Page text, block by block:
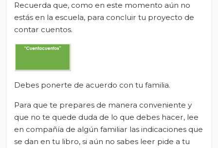
Recuerda que, como en este momento aún no
estás en la escuela, para concluir tu proyecto de
contar cuentos.
Debes ponerte de acuerdo con tu familia.
Para que te prepares de manera conveniente y
que no te quede duda de lo que debes hacer, lee
en compañía de algún familiar las indicaciones que
se dan en tu libro, si aún no sabes leer pide a tu